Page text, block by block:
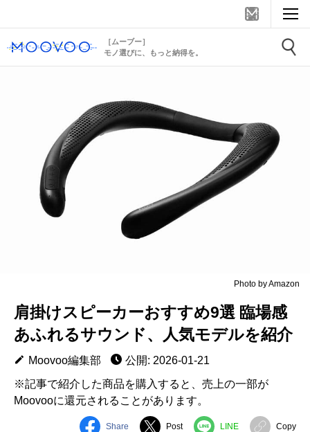
［ムーブー］
モノ選びに、もっと納得を。
Photo by Amazon
肩掛けスピーカーおすすめ9選 臨場感
あふれるサウンド、人気モデルを紹介
Moovoo編集部
公開: 2026-01-21
※記事で紹介した商品を購入すると、売上の一部が
Moovooに還元されることがあります。
Share Post LINE Copy